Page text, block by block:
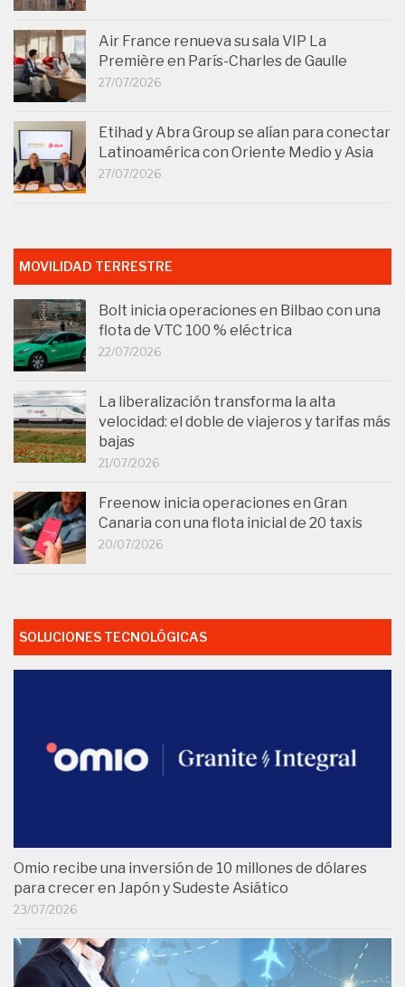
Air France renueva su sala VIP La
Première en París-Charles de Gaulle
27/07/2026
Etihad y Abra Group se alían para conectar
Latinoamérica con Oriente Medio y Asia
27/07/2026
MOVILIDAD TERRESTRE
Bolt inicia operaciones en Bilbao con una
flota de VTC 100 % eléctrica
22/07/2026
La liberalización transforma la alta
velocidad: el doble de viajeros y tarifas más
bajas
21/07/2026
Freenow inicia operaciones en Gran
Canaria con una flota inicial de 20 taxis
20/07/2026
SOLUCIONES TECNOLÓGICAS
Omio recibe una inversión de 10 millones de dólares
para crecer en Japón y Sudeste Asiático
23/07/2026